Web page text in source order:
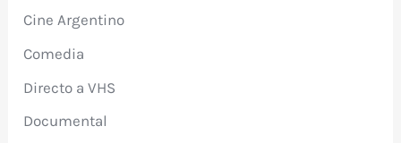
Cine Argentino
Comedia
Directo a VHS
Documental